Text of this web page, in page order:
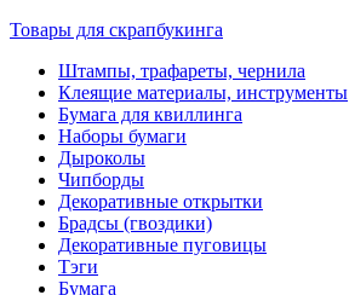
Товары для скрапбукинга
Штампы, трафареты, чернила
Клеящие материалы, инструменты
Бумага для квиллинга
Наборы бумаги
Дыроколы
Чипборды
Декоративные открытки
Брадсы (гвоздики)
Декоративные пуговицы
Тэги
Бумага